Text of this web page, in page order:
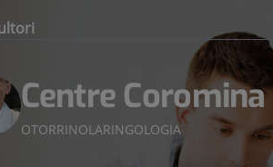
Centre Coromina
OTORRINOLARINGOLOGIA